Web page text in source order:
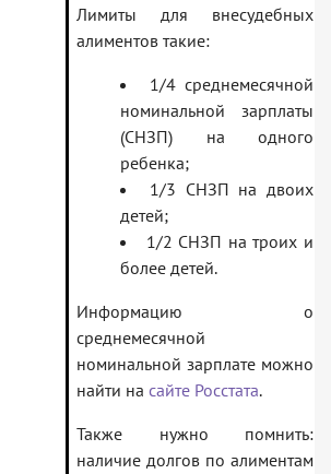
Лимиты для внесудебных
алиментов такие:
1/4 среднемесячной
номинальной зарплаты
(СНЗП) на одного
ребенка;
1/3 СНЗП на двоих
детей;
1/2 СНЗП на троих и
более детей.
Информацию о
среднемесячной
номинальной зарплате можно
найти на сайте Росстата.
Также нужно помнить:
наличие долгов по алиментам